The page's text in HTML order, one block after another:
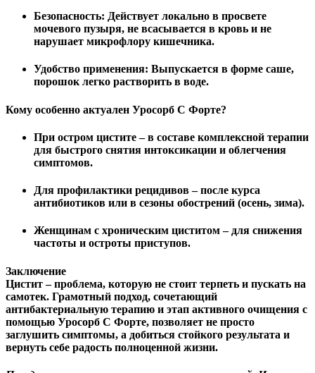
Безопасность: Действует локально в просвете
мочевого пузыря, не всасывается в кровь и не
нарушает микрофлору кишечника.
Удобство применения: Выпускается в форме саше,
порошок легко растворить в воде.
Кому особенно актуален Уросорб С Форте?
При остром цистите– в составе комплексной терапии
для быстрого снятия интоксикации и облегчения
симптомов.
Для профилактики рецидивов– после курса
антибиотиков или в сезоны обострений (осень, зима).
Женщинам с хроническим циститом– для снижения
частоты и остроты приступов.
Заключение
Цистит – проблема, которую не стоит терпеть и пускать на
самотек. Грамотный подход, сочетающий
антибактериальную терапию и этап активного очищения с
помощью Уросорб С Форте, позволяет не просто
заглушить симптомы, а добиться стойкого результата и
вернуть себе радость полноценной жизни.